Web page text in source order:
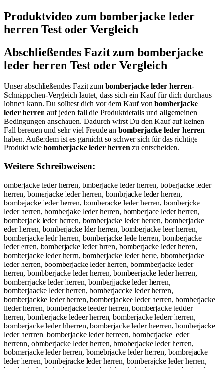
Produktvideo zum bomberjacke leder
herren Test oder Vergleich
Abschließendes Fazit zum bomberjacke
leder herren Test oder Vergleich
Unser abschließendes Fazit zum bomberjacke leder herren-
Schnäppchen-Vergleich lautet, dass sich ein Kauf für dich durchaus
lohnen kann. Du solltest dich vor dem Kauf von bomberjacke
leder herren auf jeden fall die Produktdetails und allgemeinen
Bedingungen anschauen. Dadurch wirst Du den Kauf auf keinen
Fall bereuen und sehr viel Freude an bomberjacke leder herren
haben. Außerdem ist es garnicht so schwer sich für das richtige
Produkt wie bomberjacke leder herren zu entscheiden.
Weitere Schreibweisen:
omberjacke leder herren, bmberjacke leder herren, boberjacke leder herren, bomerjacke leder herren, bombrjacke leder herren, bombejacke leder herren, bomberacke leder herren, bomberjcke leder herren, bomberjake leder herren, bomberjace leder herren, bomberjack leder herren, bomberjacke leder herren, bomberjacke eder herren, bomberjacke lder herren, bomberjacke leer herren, bomberjacke ledr herren, bomberjacke lede herren, bomberjacke leder erren, bomberjacke leder hrren, bomberjacke leder heren, bomberjacke leder herrn, bomberjacke leder herre, bbomberjacke leder herren, boomberjacke leder herren, bommberjacke leder herren, bombberjacke leder herren, bombeerjacke leder herren, bomberrjacke leder herren, bomberjjacke leder herren, bomberjaacke leder herren, bomberjaccke leder herren, bomberjackke leder herren, bomberjackee leder herren, bomberjacke lleder herren, bomberjacke leeder herren, bomberjacke ledder herren, bomberjacke ledeer herren, bomberjacke lederr herren, bomberjacke leder hherren, bomberjacke leder heerren, bomberjacke leder herrren, bomberjacke leder herreen, bomberjacke leder herrenn, obmberjacke leder herren, bmoberjacke leder herren, bobmerjacke leder herren, bomebrjacke leder herren, bombrejacke leder herren, bombejracke leder herren, bomberajcke leder herren, bomberjcake leder herren, bomberjakce leder herren, bomberjacek leder herren, bomberjack eleder herren, bomberjackel eder herren, bomberjacke elder herren, bomberjacke ldeer herren, bomberjacke leedr herren, bomberjacke ledre herren, bomberjacke lede rherren, bomberjacke lederh erren, bomberjacke leder ehrren, bomberjacke leder hreren, bomberjacke leder herern, bomberjacke leder herrne, bomberjackeleder herren, bomberjacke lederherren, omberjacke leder herren, vomberjacke leder herren, fomberjacke leder herren, gomberjacke leder herren, homberjacke leder herren, nomberjacke leder herren, bimberjacke leder herren, bkmberjacke leder herren, blmberjacke leder herren, bpmberjacke leder herren, b9mberjacke leder herren, b0mberjacke leder herren, bo berjacke leder herren, bonberjacke leder herren, bohberjacke leder herren, bojberjacke leder herren, bokberjacke leder herren, bolberjacke leder herren, bom erjacke leder herren, bomverjacke leder herren, bomferjacke leder herren, bomgerjacke leder herren, bomherjacke leder herren, bomnerjacke leder herren, bombwrjacke leder herren, bombsrjacke leder herren, bombdrjacke leder herren, bombfrjacke leder herren, bombrrjacke leder herren, bomb3rjacke leder herren, bomb4rjacke leder herren, bombeejacke leder herren, bombedjacke leder herren, bombefjacke leder herren, bombegjacke leder herren, bombetjacke leder herren, bombe4jacke leder herren, bombe5jacke leder herren, bombernacke leder herren, bomberhacke leder herren, bomberyacke leder herren, bomberuacke leder herren, bomberiacke leder herren, bomberkacke leder herren, bombermacke leder herren, bomberjqcke leder herren, bomberjwcke leder herren, bomberjzcke leder herren, bomberjxcke leder herren, bomberja ke leder herren, bomberjaxke leder herren, bomberjaske leder herren, bomberjadke leder herren, bomberjafke leder herren, bomberjavke leder herren, bomberjacue leder herren, bomberjacje leder herren, bomberjacme leder herren, bomberjacle leder herren, bomberjacoe leder herren, bomberjackw leder herren, bomberjacks leder herren, bomberjackd leder herren, bomberjackf leder herren, bomberjackr leder herren, bomberjack3 leder herren, bomberjack4 leder herren, bomberjacke peder herren, bomberjacke oeder herren, bomberjacke ieder herren, bomberjacke keder herren, bomberjacke meder herren, bomberjacke lwder herren, bomberjacke lsder herren, bomberjacke ldder herren, bomberjacke lfder herren, bomberjacke lrder herren, bomberjacke l3der herren, bomberjacke l4der herren, bomberjacke lexer herren, bomberjacke leser herren, bomberjacke lewer herren, bomberjacke leeer herren, bomberjacke lerer herren, bomberjacke lefer herren, bomberjacke lever herren, bomberjacke lecer herren, bomberjacke ledwr herren, bomberjacke ledsr herren, bomberjacke leddr herren, bomberjacke ledfr herren, bomberjacke ledrr herren, bomberjacke led3r herren, bomberjacke led4r herren, bomberjacke ledee herren, bomberjacke leded herren, bomberjacke ledef herren, bomberjacke ledeg herren, bomberjacke ledet herren, bomberjacke lede4 herren, bomberjacke lede5 herren, bomberjacke leder berren, bomberjacke leder gerren, bomberjacke leder terren, bomberjacke leder yerren, bomberjacke leder uerren, bomberjacke leder jerren, bomberjacke leder merren, bomberjacke leder nerren, bomberjacke leder hwrren, bomberjacke leder hsrren, bomberjacke leder hdrren, bomberjacke leder hfrren, bomberjacke leder hrrren, bomberjacke leder h3rren, bomberjacke leder h4rren, bomberjacke leder heeren, bomberjacke leder hedren, bomberjacke leder hefren, bomberjacke leder hegren, bomberjacke leder hetren, bomberjacke leder he4ren, bomberjacke leder he5ren, bomberjacke leder hereen, bomberjacke leder herden, bomberjacke leder herfen, bomberjacke leder hergen, bomberjacke leder herten, bomberjacke leder her4en, bomberjacke leder her5en, bomberjacke leder herrwn, bomberjacke leder herrsn, bomberjacke leder herrdn, bomberjacke leder herrfn, bomberjacke leder herrrn, bomberjacke leder herr3n, bomberjacke leder herr4n, bomberjacke leder herre , bomberjacke leder herreb, bomberjacke leder herreg, bomberjacke leder herreh, bomberjacke leder herrej, bomberjacke leder herrem, bomberjacke leder herren, b omberjacke leder herren, vbomberjacke leder herren, bvomberjacke leder herren, fbomberjacke leder herren, bfomberjacke leder herren, gbomberjacke leder herren, bgomberjacke leder herren, hbomberjacke leder herren, bhomberjacke leder herren, nbomberjacke leder herren, bnomberjacke leder herren, biomberjacke leder herren, boimberjacke leder herren, bkomberjacke leder herren, bokmberjacke leder herren, blomberjacke leder herren, bolmberjacke leder herren, bpomberjacke leder herren, bopmberjacke leder herren, b9omberjacke leder herren, bo9mberjacke leder herren, b0omberjacke leder herren, bo0mberjacke leder herren, bo mberjacke leder herren, bom berjacke leder herren, bonmberjacke leder herren, bomnberjacke leder herren, bohmberjacke leder herren, bomhberjacke leder herren, bojmberjacke leder herren, bomjberjacke leder herren, bomkberjacke leder herren, bomlberjacke leder herren, bomb erjacke leder herren, bomvberjacke leder herren, bombverjacke leder herren, bomfberjacke leder herren, bombferjacke leder herren, bomgberjacke leder herren, bombgerjacke leder herren, bombherjacke leder herren, bombnerjacke leder herren, bombwerjacke leder herren, bombewrjacke leder herren, bombserjacke leder herren, bombesrjacke leder herren, bombderjacke leder herren, bombedrjacke leder herren, bombefrjacke leder herren, bombrerjacke leder herren, bomb3erjacke leder herren, bombe3rjacke leder herren, bomb4erjacke leder herren, bombe4rjacke leder herren, bomberejacke leder herren, bomberdjacke leder herren, bomberfjacke leder herren, bombegrjacke leder herren, bombergjacke leder herren, bombetrjacke leder herren, bombertjacke leder herren, bomber4jacke leder herren, bombe5rjacke leder herren, bomber5jacke leder herren, bombernjacke leder herren, bomberjnacke leder herren, bomberhjacke leder herren, bomberjhacke leder herren, bomberyjacke leder herren, bomberjyacke leder herren, bomberujacke leder herren, bomberjuacke leder herren, bomberijacke leder herren, bomberjiacke leder herren, bomberkjacke leder herren, bomberjkacke leder herren, bombermjacke leder herren, bomberjmacke leder herren, bomberjqacke leder herren, bomberjaqcke leder herren, bomberjwacke leder herren, bomberjawcke leder herren, bomberjzacke leder herren, bomberjazcke leder herren, bomberjxacke leder herren, bomberjaxcke leder herren, bomberja cke leder herren, bomberjac ke leder herren, bomberjacxke leder herren, bomberjascke leder herren, bomberjacske leder herren, bomberjadcke leder herren, bomberjacdke leder herren, bomberjafcke leder herren, bomberjacfke leder herren, bomberjavcke leder herren, bomberjacvke leder herren, bomberjacuke leder herren, bomberjackue leder herren, bomberjacjke leder herren, bomberjackje leder herren, bomberjacmke leder herren, bomberjackme leder herren, bomberjaclke leder herren, bomberjackle leder herren, bomberjacoke leder herren, bomberjackoe leder herren, bomberjackwe leder herren, bomberjackew leder herren, bomberjackse leder herren, bomberjackes leder herren, bomberjackde leder herren, bomberjacked leder herren, bomberjackfe leder herren, bomberjackef leder herren, bomberjackre leder herren, bomberjacker leder herren, bomberjack3e leder herren, bomberjacke3 leder herren, bomberjack4e leder herren, bomberjacke4 leder herren, bomberjacke pleder herren, bomberjacke lpeder herren, bomberjacke oleder herren, bomberjacke loeder herren, bomberjacke ileder herren, bomberjacke lieder herren, bomberjacke kleder herren, bomberjacke lkeder herren, bomberjacke mleder herren, bomberjacke lmeder herren, bomberjacke lweder herren, bomberjacke lewder herren, bomberjacke lseder herren, bomberjacke lesder herren, bomberjacke ldeder herren, bomberjacke lfeder herren, bomberjacke lefder herren, bomberjacke lreder herren, bomberjacke lerder herren, bomberjacke l3eder herren, bomberjacke le3der herren, bomberjacke l4eder herren, bomberjacke le4der herren, bomberjacke lexder herren, bomberjacke ledxer herren, bomberjacke ledser herren, bomberjacke ledwer herren, bomberjacke ledrer herren, bomberjacke ledfer herren, bomberjacke levder herren, bomberjacke ledver herren, bomberjacke lecder herren, bomberjacke ledcer herren, bomberjacke ledewr herren, bomberjacke ledesr herren, bomberjacke lededr herren, bomberjacke ledefr herren, bomberjacke led3er herren, bomberjacke lede3r herren, bomberjacke led4er herren, bomberjacke lede4r herren, bomberjacke ledere herren, bomberjacke lederd herren, bomberjacke lederf herren, bomberjacke ledegr herren, bomberjacke lederg herren, bombe